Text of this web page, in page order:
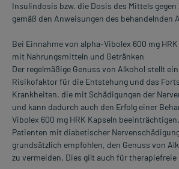
Insulindosis bzw. die Dosis des Mittels
gemäß den Anweisungen des behandelnden
Bei Einnahme von alpha-Vibolex 600 mg
mit Nahrungsmitteln und Getränken
Der regelmäßige Genuss von Alkohol stellt
Risikofaktor für die Entstehung und das
Krankheiten, die mit Schädigungen der
und kann dadurch auch den Erfolg einer
Vibolex 600 mg HRK Kapseln
Patienten mit diabetischer
grundsätzlich empfohlen, den Genuss von
zu vermeiden. Dies gilt auch für therapiefreie